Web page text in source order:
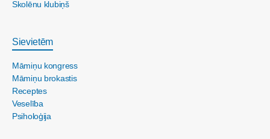
Skolēnu klubiņš
Sievietēm
Māmiņu kongress
Māmiņu brokastis
Receptes
Veselība
Psiholoģija